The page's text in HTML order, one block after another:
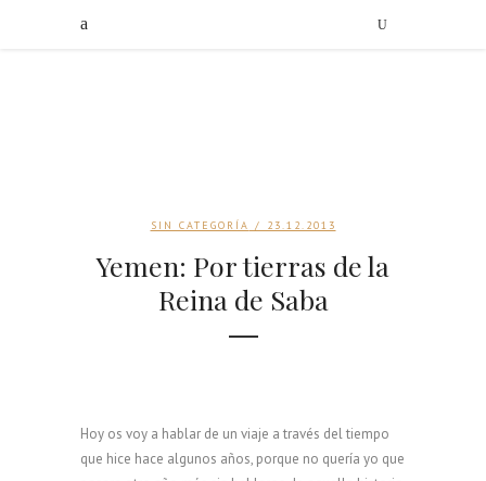
SIN CATEGORÍA / 23.12.2013
Yemen: Por tierras de la
Reina de Saba
Hoy os voy a hablar de un viaje a través del tiempo
que hice hace algunos años, porque no quería yo que